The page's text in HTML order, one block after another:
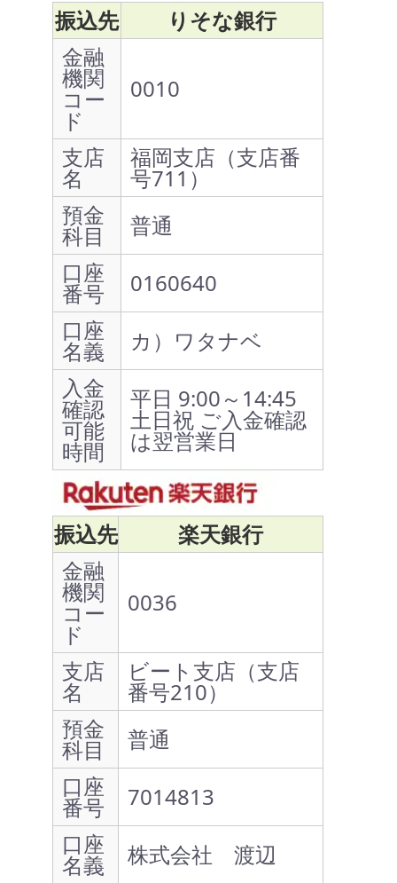
振込先
りそな銀行
金融
機関
コー
ド
0010
支店
名
福岡支店（支店番
号711）
預金
科目
普通
口座
番号
0160640
口座
名義
カ）ワタナベ
入金
確認
可能
時間
平日 9:00～14:45
土日祝 ご入金確認
は翌営業日
振込先
楽天銀行
金融
機関
コー
ド
0036
支店
名
ビート支店（支店
番号210）
預金
科目
普通
口座
番号
7014813
口座
名義 株式会社 渡辺